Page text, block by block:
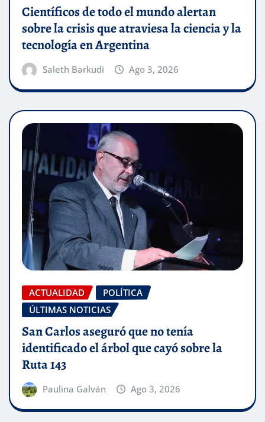
Científicos de todo el mundo alertan
sobre la crisis que atraviesa la ciencia y la
tecnología en Argentina
Saleth Barkudi Ago 3, 2026
ACTUALIDAD
POLÍTICA
ÚLTIMAS NOTICIAS
San Carlos aseguró que no tenía
identificado el árbol que cayó sobre la
Ruta 143
Paulina Galván Ago 3, 2026